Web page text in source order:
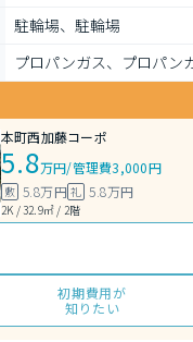
駐輪場、駐輪場
プロパンガス、プロパン
本町西加藤コーポ
5.8万円/管理費3,000円
敷 5.8万円礼 5.8万円
2K / 32.9㎡ / 2階
初期費用が
知りたい